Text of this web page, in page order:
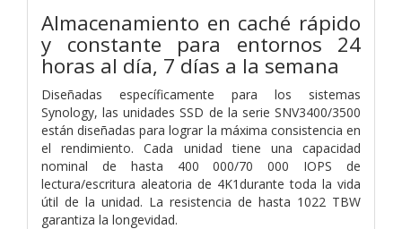
Almacenamiento en caché rápido
y constante para entornos 24
horas al día, 7 días a la semana
Diseñadas específicamente para los sistemas
Synology, las unidades SSD de la serie SNV3400/3500
están diseñadas para lograr la máxima consistencia en
el rendimiento. Cada unidad tiene una capacidad
nominal de hasta 400 000/70 000 IOPS de
lectura/escritura aleatoria de 4K1durante toda la vida
útil de la unidad. La resistencia de hasta 1022 TBW
garantiza la longevidad.